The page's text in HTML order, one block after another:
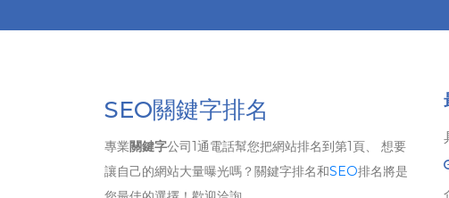
SEO關鍵字排名
專業關鍵字公司1通電話幫您把網站排名到第1頁、 想要
讓自己的網站大量曝光嗎？關鍵字排名和SEO排名將是